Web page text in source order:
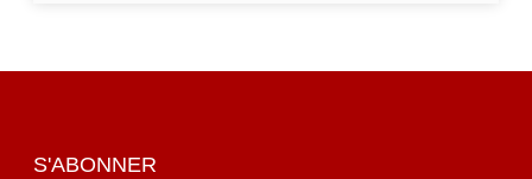
S'ABONNER